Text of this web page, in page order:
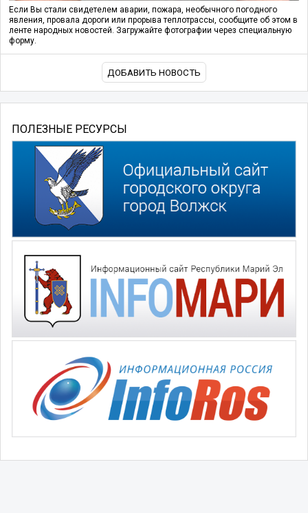
Если Вы стали свидетелем аварии, пожара, необычного погодного
явления, провала дороги или прорыва теплотрассы, сообщите об этом в
ленте народных новостей. Загружайте фотографии через специальную
форму.
ДОБАВИТЬ НОВОСТЬ
ПОЛЕЗНЫЕ РЕСУРСЫ